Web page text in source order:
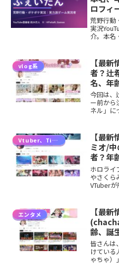
ロフィ
実況の
介！
荒野行動
実況
介。本名
の規模
まで、確
vlog系
【最
者？辻
名、年
などの
チャン
今回は、
ー前から
ネル」に
でも活
空（のあ
Vtuber、TikTok
【最
ミオ/
者？年
レ、ホ
ル、
ホロライ
やさくら
VTuber
の中で
ユニット
エンタメ
【最
齢、誕
い、炎
皆さんは
けている
ゃちゃ）